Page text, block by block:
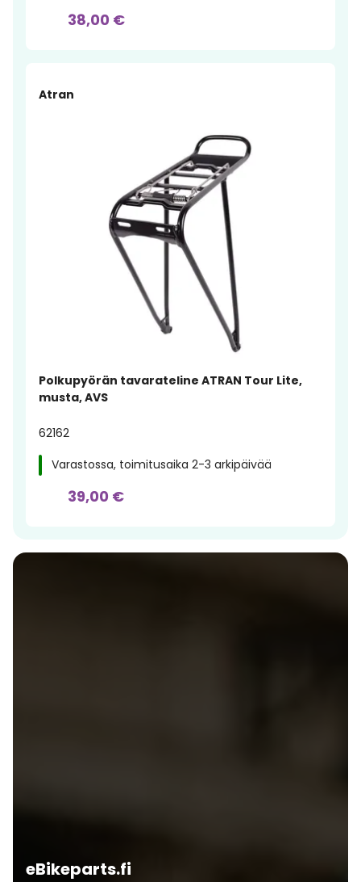
38,00 €
Atran
Polkupyörän tavarateline ATRAN Tour Lite,
musta, AVS
62162
Varastossa, toimitusaika 2-3 arkipäivää
39,00 €
eBikeparts.fi